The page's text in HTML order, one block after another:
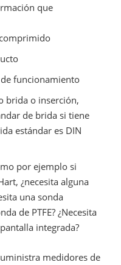
que
funcionamiento
brida o inserción,
de brida si tiene
estándar es DIN
por ejemplo si
¿necesita alguna
una sonda
de PTFE? ¿Necesita
integrada?
medidores de